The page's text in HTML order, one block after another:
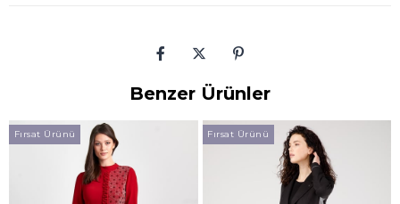
Benzer Ürünler
Fırsat Ürünü Fırsat Ürünü